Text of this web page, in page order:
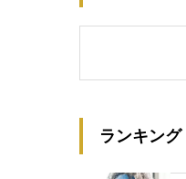
ランキング